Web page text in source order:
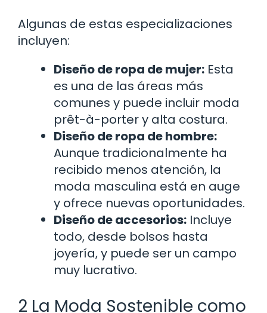
Algunas de estas especializaciones
incluyen:
Diseño de ropa de mujer: Esta
es una de las áreas más
comunes y puede incluir moda
prêt-à-porter y alta costura.
Diseño de ropa de hombre:
Aunque tradicionalmente ha
recibido menos atención, la
moda masculina está en auge
y ofrece nuevas oportunidades.
Diseño de accesorios: Incluye
todo, desde bolsos hasta
joyería, y puede ser un campo
muy lucrativo.
2 La Moda Sostenible como